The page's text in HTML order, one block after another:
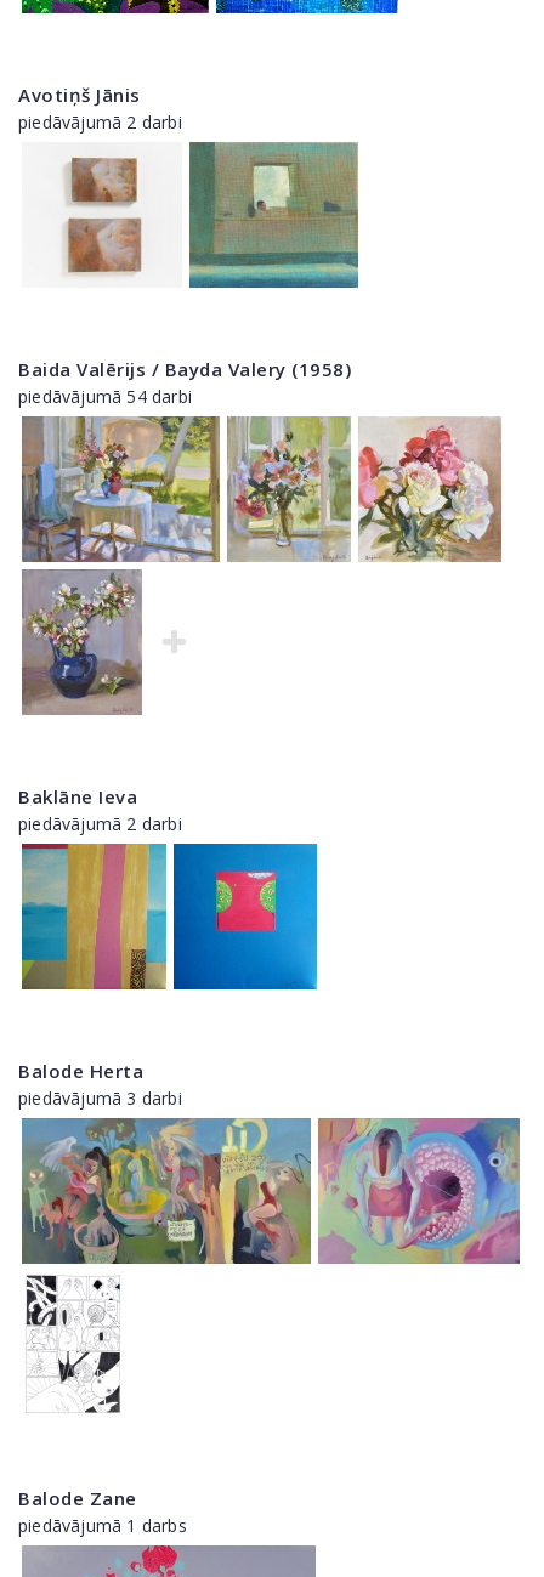
Avotiņš Jānis
piedāvājumā 2 darbi
Baida Valērijs / Bayda Valery (1958)
piedāvājumā 54 darbi
Baklāne Ieva
piedāvājumā 2 darbi
Balode Herta
piedāvājumā 3 darbi
Balode Zane
piedāvājumā 1 darbs